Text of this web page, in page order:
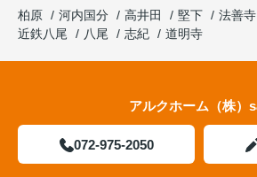
柏原
河内国分 高井田 堅下 法善寺
近鉄八尾
八尾 志紀 道明寺
アルクホーム（株）
072-975-2050